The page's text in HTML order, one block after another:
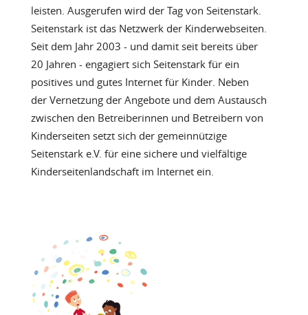
leisten. Ausgerufen wird der Tag von Seitenstark.
Seitenstark ist das Netzwerk der Kinderwebseiten.
Seit dem Jahr 2003 - und damit seit bereits über
20 Jahren - engagiert sich Seitenstark für ein
positives und gutes Internet für Kinder. Neben
der Vernetzung der Angebote und dem Austausch
zwischen den Betreiberinnen und Betreibern von
Kinderseiten setzt sich der gemeinnützige
Seitenstark e.V. für eine sichere und vielfältige
Kinderseitenlandschaft im Internet ein.